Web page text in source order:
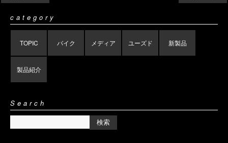
category
TOPIC バイク メディア ユーズド 新製品
製品紹介
Search